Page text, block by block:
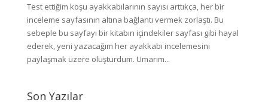
Test ettiğim koşu ayakkabılarının sayısı arttıkça, her bir
inceleme sayfasının altına bağlantı vermek zorlaştı. Bu
sebeple bu sayfayı bir kitabın içindekiler sayfası gibi hayal
ederek, yeni yazacağım her ayakkabı incelemesini
paylaşmak üzere oluşturdum. Umarım...
Son Yazılar